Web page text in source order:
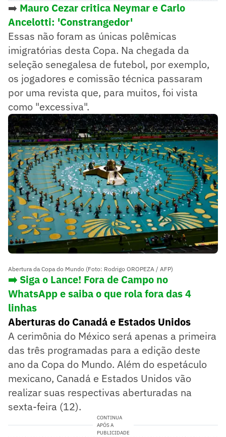
➡️ Mauro Cezar critica Neymar e Carlo
Ancelotti: 'Constrangedor'
Essas não foram as únicas polêmicas
imigratórias desta Copa. Na chegada da
seleção senegalesa de futebol, por exemplo,
os jogadores e comissão técnica passaram
por uma revista que, para muitos, foi vista
como "excessiva".
Abertura da Copa do Mundo (Foto: Rodrigo OROPEZA / AFP)
➡️ Siga o Lance! Fora de Campo no
WhatsApp e saiba o que rola fora das 4
linhas
Aberturas do Canadá e Estados Unidos
A cerimônia do México será apenas a primeira
das três programadas para a edição deste
ano da Copa do Mundo. Além do espetáculo
mexicano, Canadá e Estados Unidos vão
realizar suas respectivas aberturadas na
sexta-feira (12).
CONTINUA
APÓS A
PUBLICIDADE